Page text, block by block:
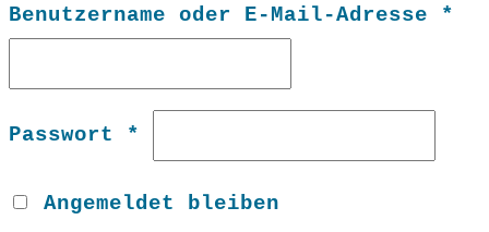
Benutzername oder E-Mail-Adresse *
Passwort *
Angemeldet bleiben